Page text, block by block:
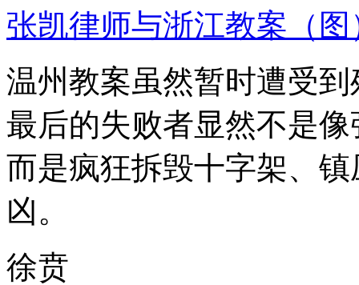
张凯律师与浙江教案（图
温州教案虽然暂时遭受
最后的失败者显然不是
而是疯狂拆毁十字架、
凶。
徐贲